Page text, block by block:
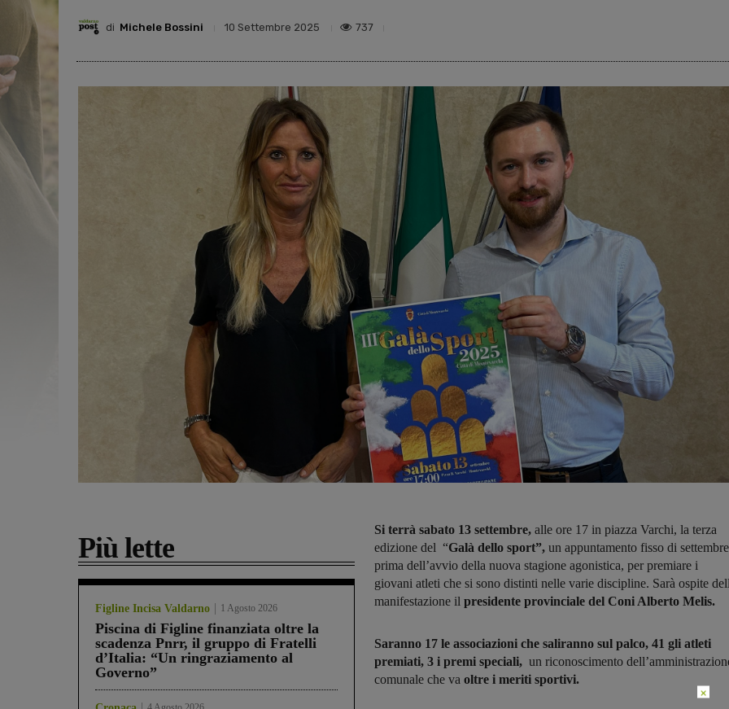
di Michele Bossini 10 Settembre 2025 737
Più lette
Figline Incisa Valdarno 1 Agosto 2026
Piscina di Figline finanziata oltre la
scadenza Pnrr, il gruppo di Fratelli
d’Italia: “Un ringraziamento al
Governo”
Si terrà sabato 13 settembre, alle ore 17 in piazza Varchi, la terza
edizione del “Galà dello sport”, un appuntamento fisso di settembre
prima dell’avvio della nuova stagione agonistica, per premiare i
giovani atleti che si sono distinti nelle varie discipline. Sarà ospite
manifestazione il presidente provinciale del Coni Alberto Melis.
Saranno 17 le associazioni che saliranno sul palco, 41 gli atleti
premiati, 3 i premi speciali, un riconoscimento
comunale che va oltre i meriti sportivi.
×